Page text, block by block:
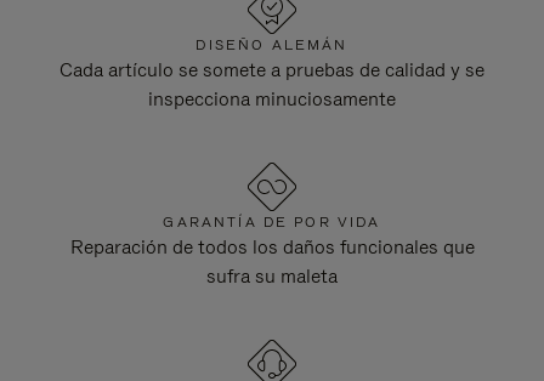
DISEÑO ALEMÁN
Cada artículo se somete a pruebas de calidad y se
inspecciona minuciosamente
GARANTÍA DE POR VIDA
Reparación de todos los daños funcionales que
sufra su maleta